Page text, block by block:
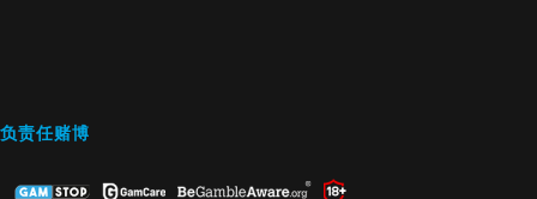
负责任赌博